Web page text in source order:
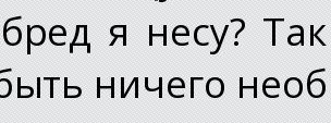
я несу?
ничего